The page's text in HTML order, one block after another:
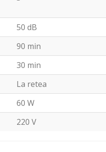
50 dB
90 min
30 min
La retea
60 W
220 V